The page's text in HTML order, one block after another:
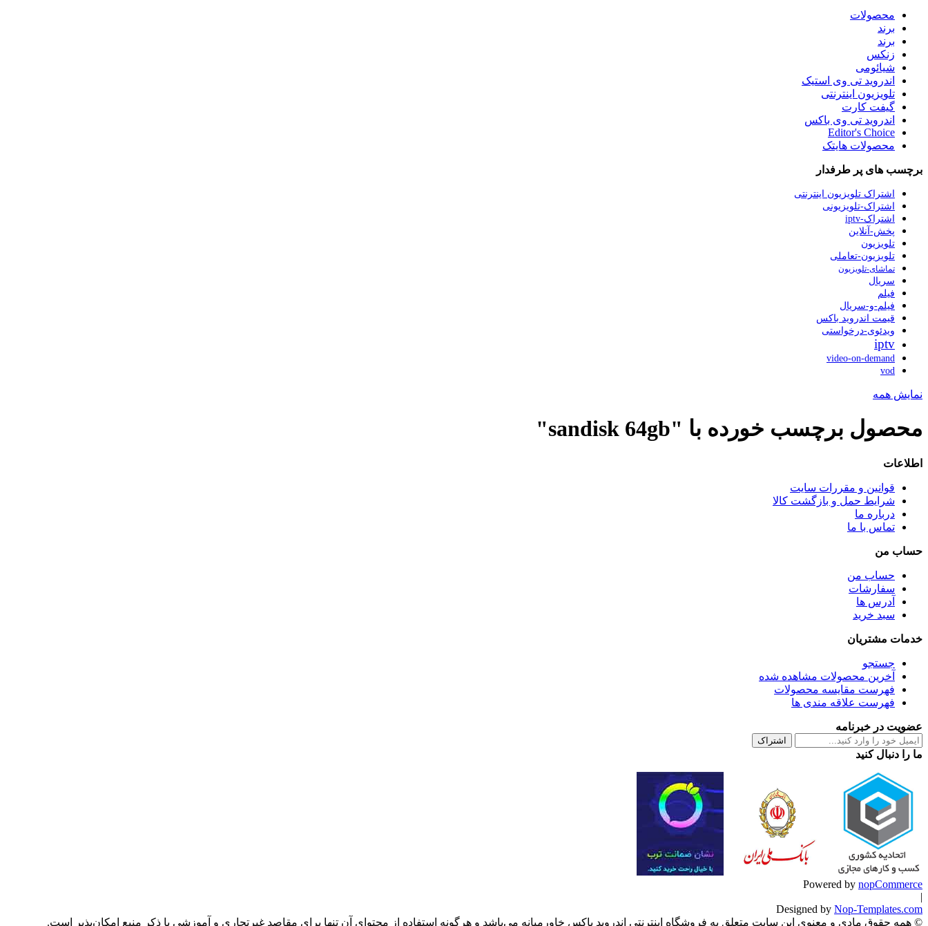
محصولات
برند
برند
زنکس
شیائومی
اندروید تی وی استیک
تلویزیون اینترنتی
گیفت کارت
اندروید تی وی باکس
Editor's Choice
محصولات هایتک
برچسب های پر طرفدار
اشتراک تلویزیون اینترنتی
اشتراک-تلویزیونی
اشتراک-iptv
پخش-آنلاین
تلویزیون
تلویزیون-تعاملی
تماشای-تلویزیون
سریال
فیلم
فیلم-و-سریال
قیمت اندروید باکس
ویدئوی-درخواستی
iptv
video-on-demand
vod
نمایش همه
محصول برچسب خورده با "sandisk 64gb"
اطلاعات
قوانین و مقررات سایت
شرایط حمل و بازگشت کالا
درباره ما
تماس با ما
حساب من
حساب من
سفارشات
آدرس ها
سبد خرید
خدمات مشتریان
جستجو
آخرین محصولات مشاهده شده
فهرست مقایسه محصولات
فهرست علاقه مندی ها
عضویت در خبرنامه
اشتراک
ما را دنبال کنید
Powered by nopCommerce
|
Designed by Nop-Templates.com
© همه حقوق مادی و معنوی این سایت متعلق به فروشگاه اینترنتی اندروید باکس خاورمیانه می‌باشد و هرگونه استفاده از محتوای آن تنها برای مقاصد غیرتجاری و آموزشی با ذکر منبع امکان‌پذیر است.